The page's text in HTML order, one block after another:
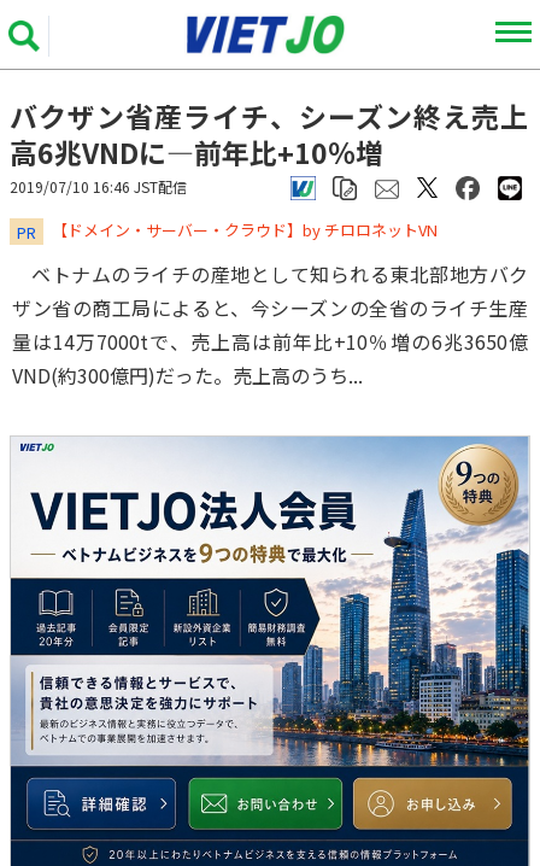
バクザン省産ライチ、シーズン終え売上
高6兆VNDに―前年比+10％増
2019/07/10 16:46 JST配信
PR ​​​​​​​【ドメイン・サーバー・クラウド】by チロロネットVN
ベトナムのライチの産地として知られる東北部地方バク
ザン省の商工局によると、今シーズンの全省のライチ生産
量は14万7000tで、売上高は前年比+10％増の6兆3650億
VND(約300億円)だった。売上高のうち...